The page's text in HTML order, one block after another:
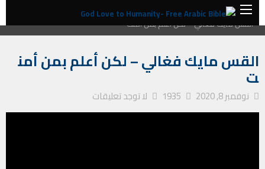
الصفحة الرئيسية
ترانيم كنيسة
القس مايك فغالي – لكن أعلم بمن أمنت
القس مايك فغالي – لكن أعلم بمن أمن
ت
نوفمبر 8, 2020 1935 لا توجد تعليقات